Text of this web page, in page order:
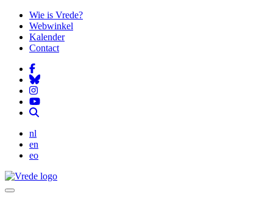
Overslaan
naar
gaan
Wie is Vrede?
Webwinkel
Kalender
Contact
nl
en
eo